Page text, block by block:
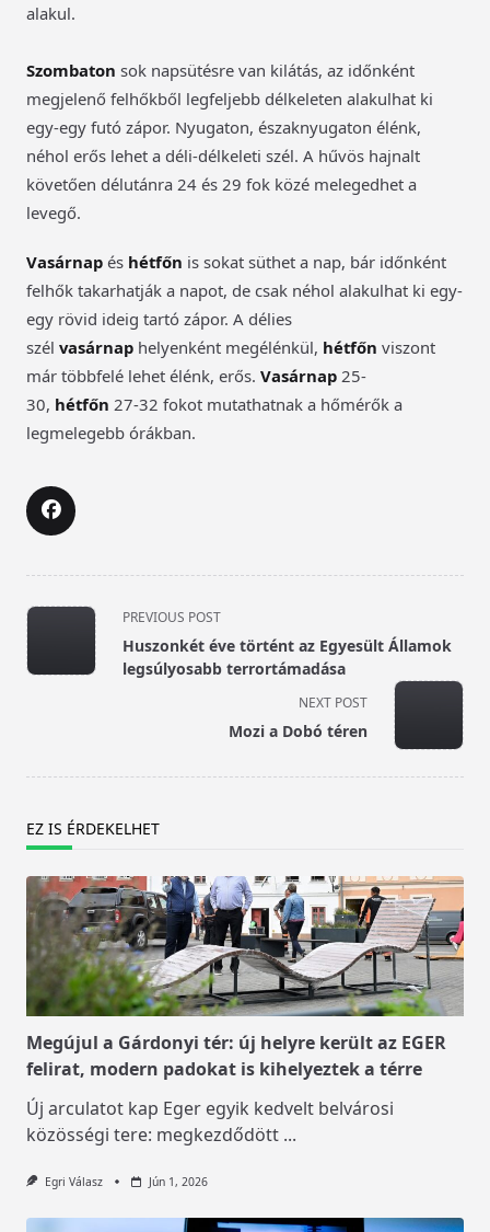
alakul.
Szombaton sok napsütésre van kilátás, az időnként
megjelenő felhőkből legfeljebb délkeleten alakulhat ki
egy-egy futó zápor. Nyugaton, északnyugaton élénk,
néhol erős lehet a déli-délkeleti szél. A hűvös hajnalt
követően délutánra 24 és 29 fok közé melegedhet a
levegő.
Vasárnap és hétfőn is sokat süthet a nap, bár időnként
felhők takarhatják a napot, de csak néhol alakulhat ki egy-
egy rövid ideig tartó zápor. A délies
szél vasárnap helyenként megélénkül, hétfőn viszont
már többfelé lehet élénk, erős. Vasárnap 25-
30, hétfőn 27-32 fokot mutathatnak a hőmérők a
legmelegebb órákban.
<span
class="nav-
subtitle
PREVIOUS POST
Huszonkét éve történt az Egyesült Államok
legsúlyosabb terrortámadása
NEXT POST
Mozi a Dobó téren
EZ IS ÉRDEKELHET
Megújul a Gárdonyi tér: új helyre került az EGER
felirat, modern padokat is kihelyeztek a térre
Új arculatot kap Eger egyik kedvelt belvárosi
közösségi tere: megkezdődött ...
Egri Válasz Jún 1, 2026